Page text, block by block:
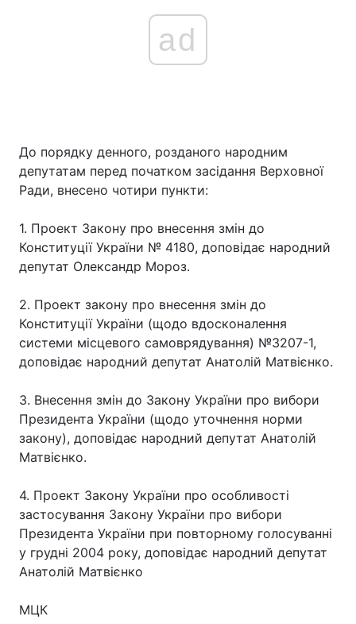
ad
До порядку денного, розданого народним
депутатам перед початком засідання Верховної
Ради, внесено чотири пункти:
1. Проект Закону про внесення змін до
Конституції України № 4180, доповідає народний
депутат Олександр Мороз.
2. Проект закону про внесення змін до
Конституції України (щодо вдосконалення
системи місцевого самоврядування) №3207-1,
доповідає народний депутат Анатолій Матвієнко.
3. Внесення змін до Закону України про вибори
Президента України (щодо уточнення норми
закону), доповідає народний депутат Анатолій
Матвієнко.
4. Проект Закону України про особливості
застосування Закону України про вибори
Президента України при повторному голосуванні
у грудні 2004 року, доповідає народний депутат
Анатолій Матвієнко
МЦК